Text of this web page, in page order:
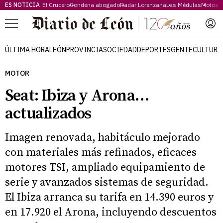
ES NOTICIA El CruceroCondena abogadoRadar LorenzanaLas MédulasMotos
Menú
ÚLTIMA HORALEÓNPROVINCIASOCIEDADDEPORTESGENTECULTURA
MOTOR
Seat: Ibiza y Arona…
actualizados
Imagen renovada, habitáculo mejorado
con materiales más refinados, eficaces
motores TSI, ampliado equipamiento de
serie y avanzados sistemas de seguridad.
El Ibiza arranca su tarifa en 14.390 euros y
en 17.920 el Arona, incluyendo descuentos